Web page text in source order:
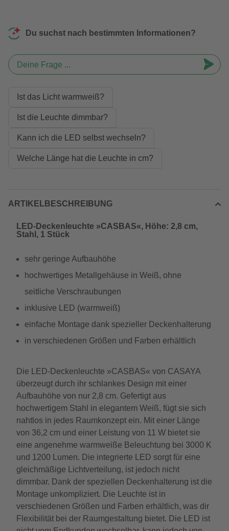
Du suchst nach bestimmten Informationen?
Deine Frage ...
Ist das Licht warmweiß?
Ist die Leuchte dimmbar?
Kann ich die LED selbst wechseln?
Welche Länge hat die Leuchte in cm?
ARTIKELBESCHREIBUNG
LED-Deckenleuchte »CASBAS«, Höhe: 2,8 cm,
Stahl, 1 Stück
sehr geringe Aufbauhöhe
hochwertiges Metallgehäuse in Weiß, ohne
seitliche Verschraubungen
inklusive LED (warmweiß)
einfache Montage dank spezieller Deckenhalterung
in verschiedenen Größen und Farben erhältlich
Die LED-Deckenleuchte »CASBAS« von CASAYA
überzeugt durch ihr schlankes Design mit einer
Aufbauhöhe von nur 2,8 cm. Gefertigt aus
hochwertigem Stahl in elegantem Weiß, fügt sie sich
nahtlos in jedes Raumkonzept ein. Mit einer Länge
von 36,2 cm und einer Leistung von 11 W bietet sie
eine angenehme warmweiße Beleuchtung bei 3000 K
und 1200 Lumen. Die integrierte LED sorgt für eine
gleichmäßige Lichtverteilung, ist jedoch nicht
dimmbar. Dank der speziellen Deckenhalterung ist die
Montage unkompliziert. Die Leuchte ist in
verschiedenen Größen und Farben erhältlich, was dir
Flexibilität bei der Raumgestaltung bietet. Die LED ist